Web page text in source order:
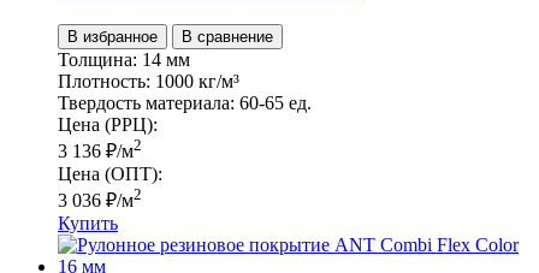
В избранное В сравнение
Толщина: 14 мм
Плотность: 1000 кг/м³
Твердость материала: 60-65 ед.
Цена (РРЦ):
3 136 ₽/м2
Цена (ОПТ):
3 036 ₽/м2
Купить